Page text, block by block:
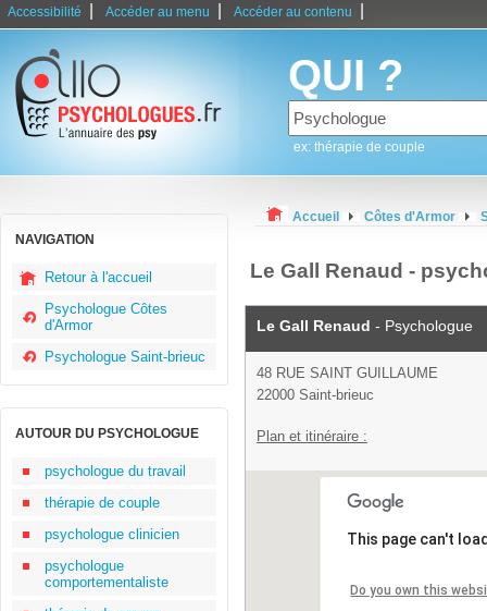
Accessibilité Accéder au menu Accéder au contenu
QUI ?
ex: thérapie de couple
NAVIGATION
Retour à l'accueil
Psychologue Côtes
d'Armor
Psychologue Saint-brieuc
AUTOUR DU PSYCHOLOGUE
psychologue du travail
thérapie de couple
psychologue clinicien
psychologue
comportementaliste
Accueil Côtes d'Armor
Le Gall Renaud -
Le Gall Renaud - Psychologue
48 RUE SAINT GUILLAUME
22000 Saint-brieuc
Plan et itinéraire :
This page can't
Do you own this